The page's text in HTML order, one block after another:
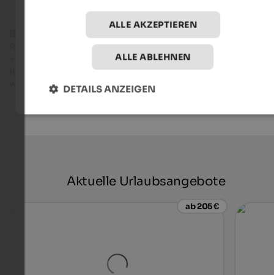
Bruneck Kronplatz Tourismus
Rathausplatz 7 - 39031 Bruneck
info@bruneck.com
www.bruneck.com
Aktuelle Urlaubsangebote
ab 205 €
ALLE AKZEPTIEREN
ALLE ABLEHNEN
DETAILS ANZEIGEN